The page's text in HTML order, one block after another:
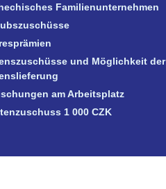
Familienunternehmen
und Möglichkeit der
am Arbeitsplatz
1 000 CZK